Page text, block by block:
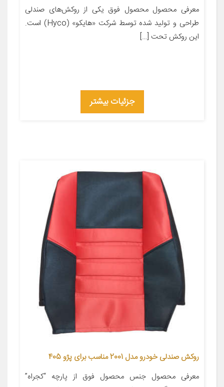
معرفی محصول محصول فوق یکی از روکش‌های صندلی
طراحی و تولید شده توسط شرکت «هایکو» (Hyco) است.
این روکش تحت […]
جزئیات بیشتر
روکش صندلی خودرو مدل 2001 مناسب برای پژو 405
معرفی محصول جنس محصول فوق از پارچه “کجراه”